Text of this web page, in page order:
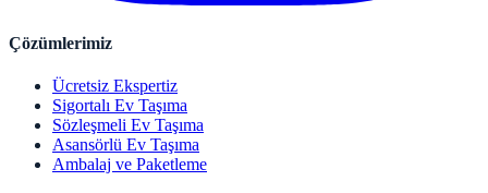
Çözümlerimiz
Ücretsiz Ekspertiz
Sigortalı Ev Taşıma
Sözleşmeli Ev Taşıma
Asansörlü Ev Taşıma
Ambalaj ve Paketleme